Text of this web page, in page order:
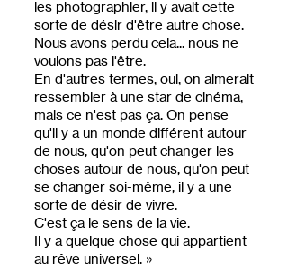
les photographier, il y avait cette
sorte de désir d'être autre chose.
Nous avons perdu cela... nous ne
voulons pas l'être.
En d'autres termes, oui, on aimerait
ressembler à une star de cinéma,
mais ce n'est pas ça. On pense
qu'il y a un monde différent autour
de nous, qu'on peut changer les
choses autour de nous, qu'on peut
se changer soi-même, il y a une
sorte de désir de vivre.
C'est ça le sens de la vie.
Il y a quelque chose qui appartient
au rêve universel. »